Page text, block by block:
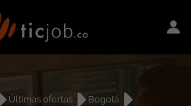
Últimas ofertas
Bogotá